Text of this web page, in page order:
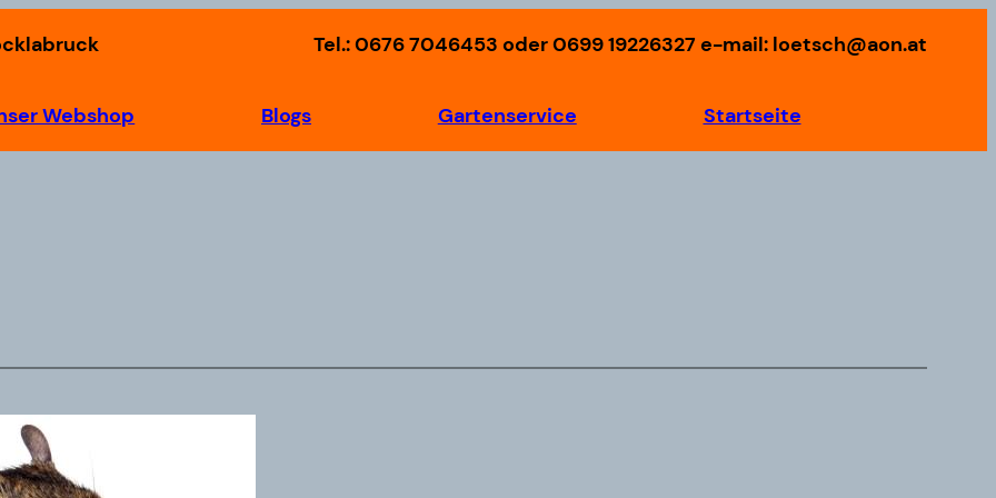
Tel.: 0676 7046453 oder 0699 19226327 e-mail: loetsch@aon.at
Webshop Blogs Gartenservice Startseite